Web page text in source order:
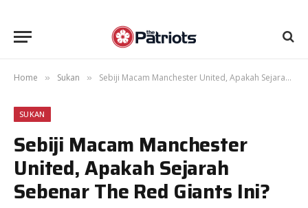
Home » Sukan » Sebiji Macam Manchester United, Apakah Sejarah Sebenar The Red Giants Ini?
SUKAN
Sebiji Macam Manchester
United, Apakah Sejarah
Sebenar The Red Giants Ini?